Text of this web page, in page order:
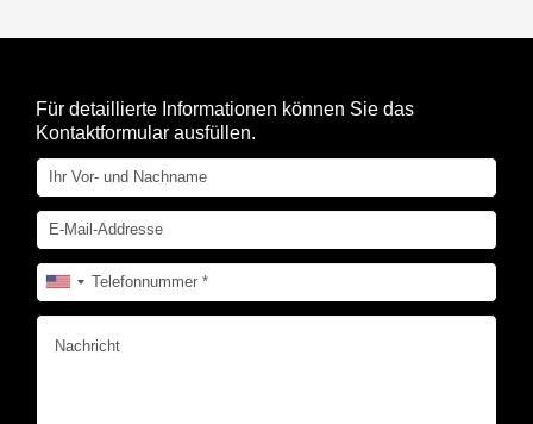
Für detaillierte Informationen können Sie das
Kontaktformular ausfüllen.